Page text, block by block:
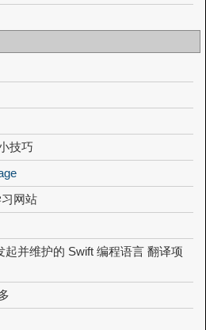
技巧
网站
起并维护的 Swift 编程语言 翻译项